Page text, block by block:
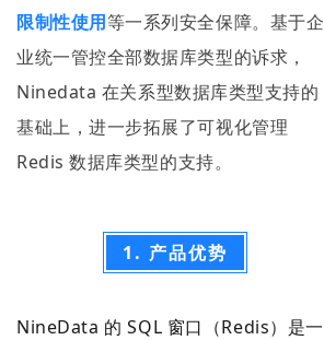
限制性使用等一系列安全保障。基于企
业统一管控全部数据库类型的诉求，
Ninedata 在关系型数据库类型支持的
基础上，进一步拓展了可视化管理
Redis 数据库类型的支持。
1. 产品优势
NineData 的 SQL 窗口（Redis）是一